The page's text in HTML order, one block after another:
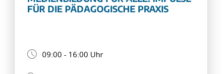
FÜR DIE PÄDAGOGISCHE PRAXIS
09:00 - 16:00 Uhr